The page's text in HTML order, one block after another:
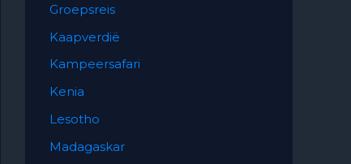
Groepsreis
Kaapverdië
Kampeersafari
Kenia
Lesotho
Madagaskar